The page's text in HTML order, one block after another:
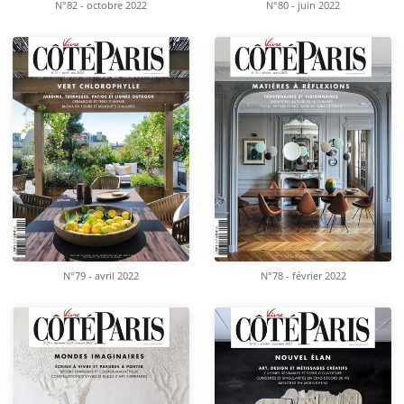
N°82 - octobre 2022 N°80 - juin 2022
N°79 - avril 2022 N°78 - février 2022